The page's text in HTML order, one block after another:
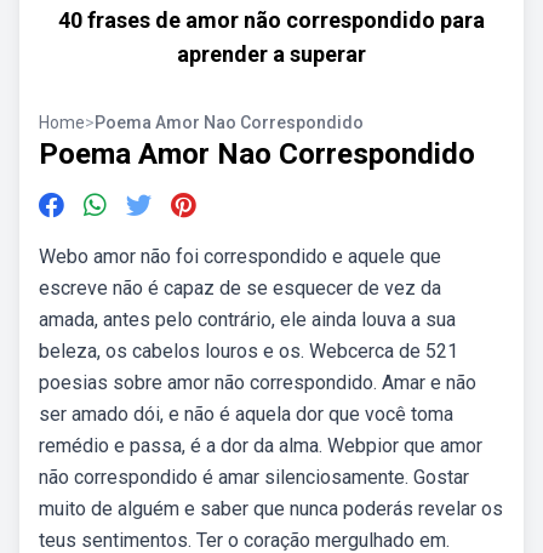
40 frases de amor não correspondido para
aprender a superar
Home>Poema Amor Nao Correspondido
Poema Amor Nao Correspondido
Webo amor não foi correspondido e aquele que
escreve não é capaz de se esquecer de vez da
amada, antes pelo contrário, ele ainda louva a sua
beleza, os cabelos louros e os. Webcerca de 521
poesias sobre amor não correspondido. Amar e não
ser amado dói, e não é aquela dor que você toma
remédio e passa, é a dor da alma. Webpior que amor
não correspondido é amar silenciosamente. Gostar
muito de alguém e saber que nunca poderás revelar os
teus sentimentos. Ter o coração mergulhado em.